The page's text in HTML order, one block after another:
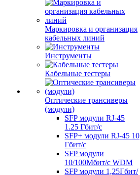
Маркировка и организация
кабельных линий
Инструменты
Кабельные тестеры
Оптические трансиверы
(модули)
SFP модули RJ-45
1.25 Гбит/c
SFP+ модули RJ-45 10
Гбит/c
SFP модули
10/100Мбит/с WDM
SFP модули 1,25Гбит/